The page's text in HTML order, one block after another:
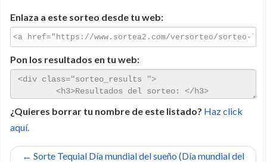
Enlaza a este sorteo desde tu web:
Pon los resultados en tu web:
¿Quieres borrar tu nombre de este listado? Haz click
aquí.
← Sorte Tequial Día mundial del sueño (Día mundial del